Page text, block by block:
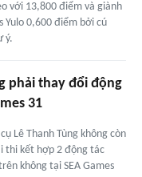
với 13,800 điểm và giành
Yulo 0,600 điểm bởi cú
ý.
phải thay đổi động
31
Lê Thanh Tùng không còn
thi kết hợp 2 động tác
không tại SEA Games